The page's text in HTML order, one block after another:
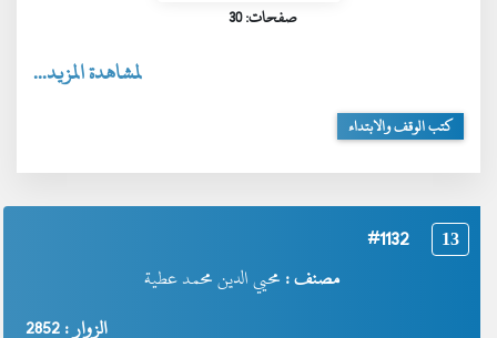
صفحات: 30
لمشاهدة المزيد...
كتب الوقف والابتداء
13
#1132
مصنف : محيي الدين محمد عطية
الزوار : 2852